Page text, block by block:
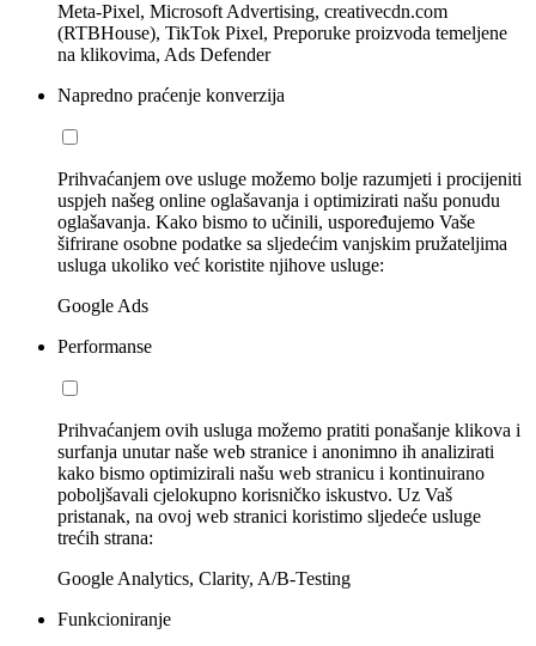
Meta-Pixel, Microsoft Advertising, creativecdn.com
(RTBHouse), TikTok Pixel, Preporuke proizvoda temeljene
na klikovima, Ads Defender
Napredno praćenje konverzija
Prihvaćanjem ove usluge možemo bolje razumjeti i procijeniti
uspjeh našeg online oglašavanja i optimizirati našu ponudu
oglašavanja. Kako bismo to učinili, uspoređujemo Vaše
šifrirane osobne podatke sa sljedećim vanjskim pružateljima
usluga ukoliko već koristite njihove usluge:
Google Ads
Performanse
Prihvaćanjem ovih usluga možemo pratiti ponašanje klikova i
surfanja unutar naše web stranice i anonimno ih analizirati
kako bismo optimizirali našu web stranicu i kontinuirano
poboljšavali cjelokupno korisničko iskustvo. Uz Vaš
pristanak, na ovoj web stranici koristimo sljedeće usluge
trećih strana:
Google Analytics, Clarity, A/B-Testing
Funkcioniranje